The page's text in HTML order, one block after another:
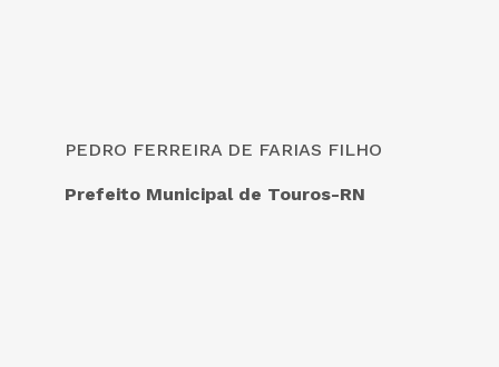
PEDRO FERREIRA DE FARIAS FILHO
Prefeito Municipal de Touros-RN